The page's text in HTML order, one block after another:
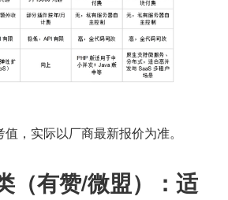
，实际以厂商最新报价为准。
（有赞/微盟）：适